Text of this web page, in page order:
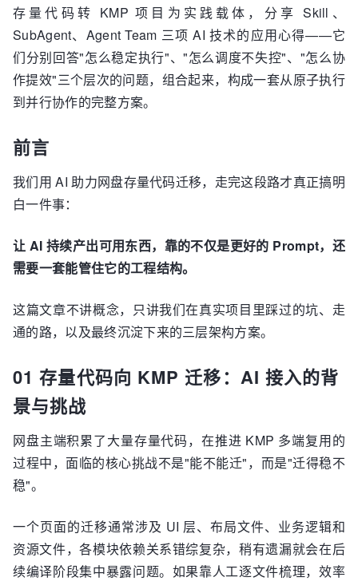
存量代码转 KMP 项目为实践载体，分享 Skill、
SubAgent、Agent Team 三项 AI 技术的应用心得——它
们分别回答"怎么稳定执行"、"怎么调度不失控"、"怎么协
作提效"三个层次的问题，组合起来，构成一套从原子执行
到并行协作的完整方案。
前言
我们用 AI 助力网盘存量代码迁移，走完这段路才真正搞明
白一件事：
让 AI 持续产出可用东西，靠的不仅是更好的 Prompt，还
需要一套能管住它的工程结构。
这篇文章不讲概念，只讲我们在真实项目里踩过的坑、走
通的路，以及最终沉淀下来的三层架构方案。
01 存量代码向 KMP 迁移：AI 接入的背
景与挑战
网盘主端积累了大量存量代码，在推进 KMP 多端复用的
过程中，面临的核心挑战不是"能不能迁"，而是"迁得稳不
稳"。
一个页面的迁移通常涉及 UI 层、布局文件、业务逻辑和
资源文件，各模块依赖关系错综复杂，稍有遗漏就会在后
续编译阶段集中暴露问题。如果靠人工逐文件梳理，效率